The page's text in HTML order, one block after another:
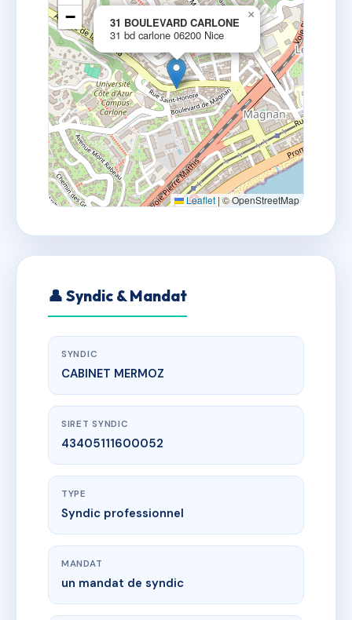
31 BOULEVARD CARLONE
31 bd carlone 06200 Nice
×
−
Leaflet | © OpenStreetMap
👤 Syndic & Mandat
SYNDIC
CABINET MERMOZ
SIRET SYNDIC
43405111600052
TYPE
Syndic professionnel
MANDAT
un mandat de syndic